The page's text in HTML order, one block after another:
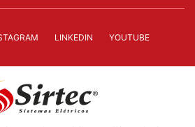
LINKEDIN YOUTUBE